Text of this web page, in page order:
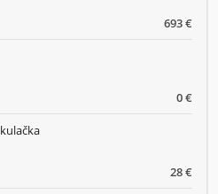
693 €
0 €
28 €